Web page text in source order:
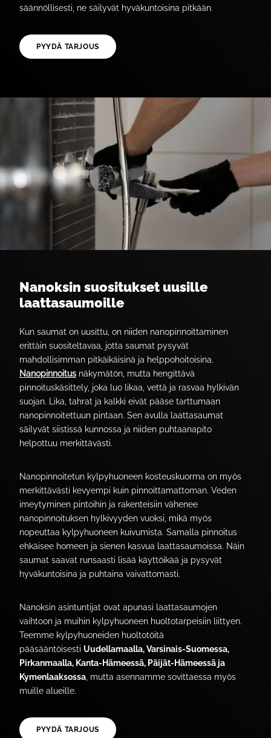
säännöllisesti, ne säilyvät hyväkuntoisina pitkään.
PYYDÄ TARJOUS
Nanoksin suositukset uusille
laattasaumoille
Kun saumat on uusittu, on niiden nanopinnoittaminen
erittäin suositeltavaa, jotta saumat pysyvät
mahdollisimman pitkäikäisinä ja helppohoitoisina.
Nanopinnoitus näkymätön, mutta hengittävä
pinnoituskäsittely, joka luo likaa, vettä ja rasvaa hylkivän
suojan. Lika, tahrat ja kalkki eivät pääse tarttumaan
nanopinnoitettuun pintaan. Sen avulla laattasaumat
säilyvät siistissä kunnossa ja niiden puhtaanapito
helpottuu merkittävästi.
Nanopinnoitetun kylpyhuoneen kosteuskuorma on myös
merkittävästi kevyempi kuin pinnoittamattoman. Veden
imeytyminen pintoihin ja rakenteisiin vähenee
nanopinnoituksen hylkivyyden vuoksi, mikä myös
nopeuttaa kylpyhuoneen kuivumista. Samalla pinnoitus
ehkäisee homeen ja sienen kasvua laattasaumoissa. Näin
saumat saavat runsaasti lisää käyttöikää ja pysyvät
hyväkuntoisina ja puhtaina vaivattomasti.
Nanoksin asintuntijat ovat apunasi laattasaumojen
vaihtoon ja muihin kylpyhuoneen huoltotarpeisiin liittyen.
Teemme kylpyhuoneiden huoltotöitä
pääsääntöisesti Uudellamaalla, Varsinais-Suomessa,
Pirkanmaalla, Kanta-Hämeessä, Päijät-Hämeessä ja
Kymenlaaksossa, mutta asennamme sovittaessa myös
muille alueille.
PYYDÄ TARJOUS